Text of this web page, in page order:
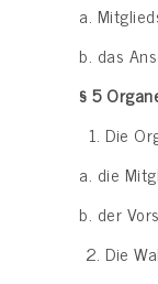
a.
b. das
§ 5
Die
a. die
b. der
Die